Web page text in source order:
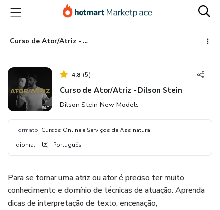
para
conteúdo
principal
para
pagamento
para
rodapé
Curso de Ator/Atriz - Dilson Stein
4.8 (5)
Curso de Ator/Atriz - Dilson Stein
Dilson Stein New Models
Formato: Cursos Online e Serviços de Assinatura
Idioma: Português
Para se tornar uma atriz ou ator é preciso ter muito
conhecimento e domínio de técnicas de atuação. Aprenda
dicas de interpretação de texto, encenação,